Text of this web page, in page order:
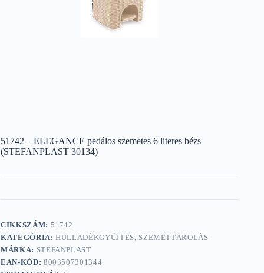
51742 – ELEGANCE pedálos szemetes 6 literes bézs
(STEFANPLAST 30134)
CIKKSZÁM: 51742
KATEGÓRIA:HULLADÉKGYŰJTÉS, SZEMÉTTÁROLÁS
MÁRKA: STEFANPLAST
EAN-KÓD: 8003507301344